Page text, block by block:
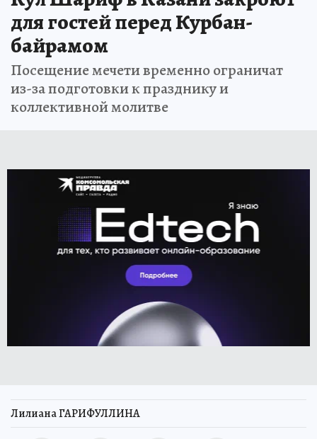
для гостей перед Курбан-
байрамом
Посещение мечети временно ограничат
из-за подготовки к празднику и
коллективной молитве
Лилиана ГАРИФУЛЛИНА